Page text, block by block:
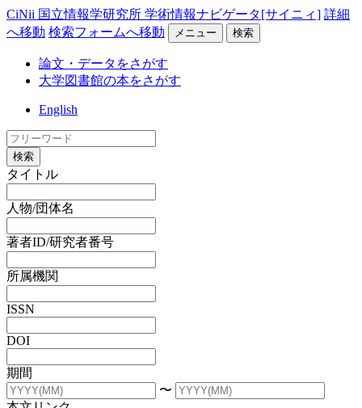
CiNii 国立情報学研究所 学術情報ナビゲータ[サイニィ] 詳細
へ移動 検索フォームへ移動 メニュー 検索
論文・データをさがす
大学図書館の本をさがす
English
検索
タイトル
人物/団体名
著者ID/研究者番号
所属機関
ISSN
DOI
期間
〜